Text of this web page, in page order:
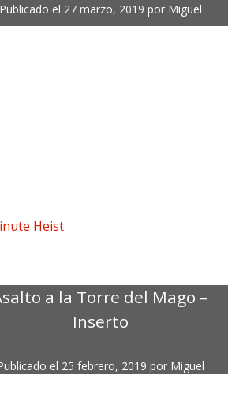
Publicado el 27 marzo, 2019 por Miguel
a la Torre del Mago –
Inserto
el 25 febrero, 2019 por Miguel